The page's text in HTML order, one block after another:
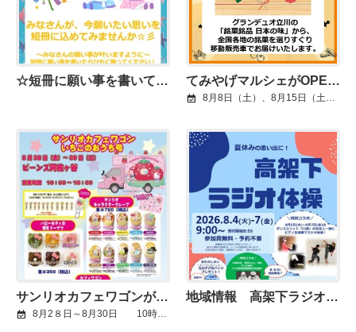
☆短冊に願い事を書いてみませんか☆ てみやげマルシェがOPENします！
8月8日（土）、8月15日（土）10時～18時
サンリオカフェワゴンがやってくる！！
8月2８日～8月30日 10時～18時
地域情報 高架下ラジオ体操